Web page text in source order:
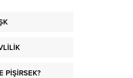
PİŞİRSEK?